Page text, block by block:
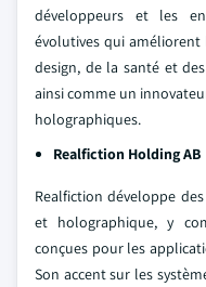
développeurs et les
évolutives qui
design, de la santé et
ainsi comme un
holographiques.
Realfiction Holding AB
Realfiction développe
et holographique, y
conçues pour les
Son accent sur les